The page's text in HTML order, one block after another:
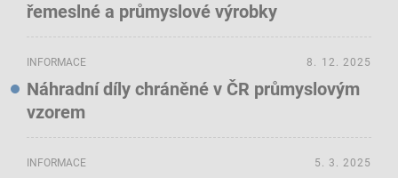
řemeslné a průmyslové výrobky
INFORMACE
Náhradní díly chráněné v ČR průmyslovým
vzorem
8. 12. 2025
INFORMACE 5. 3. 2025